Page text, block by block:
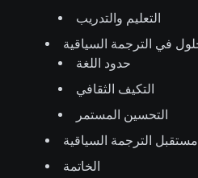
التعليم والتدريب
في الترجمة السياقية
حدود اللغة
التكيف الثقافي
التحسين المستمر
مستقبل الترجمة السياقية
الخاتمة